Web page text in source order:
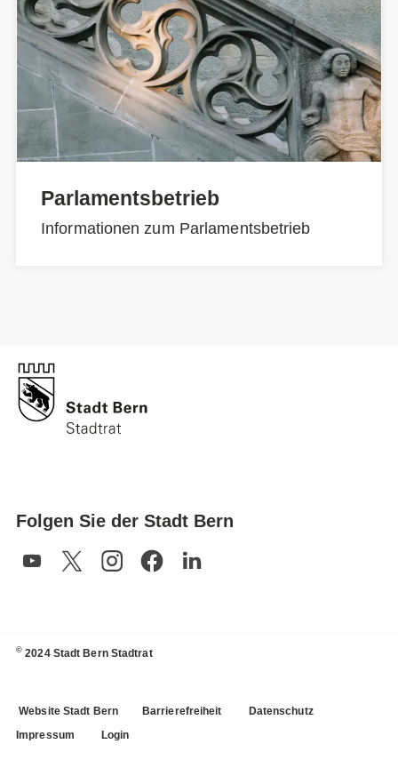
Parlamentsbetrieb
Informationen zum Parlamentsbetrieb
Folgen Sie der Stadt Bern
© 2024 Stadt Bern Stadtrat
Website Stadt Bern Barrierefreiheit
Datenschutz
Impressum
Login